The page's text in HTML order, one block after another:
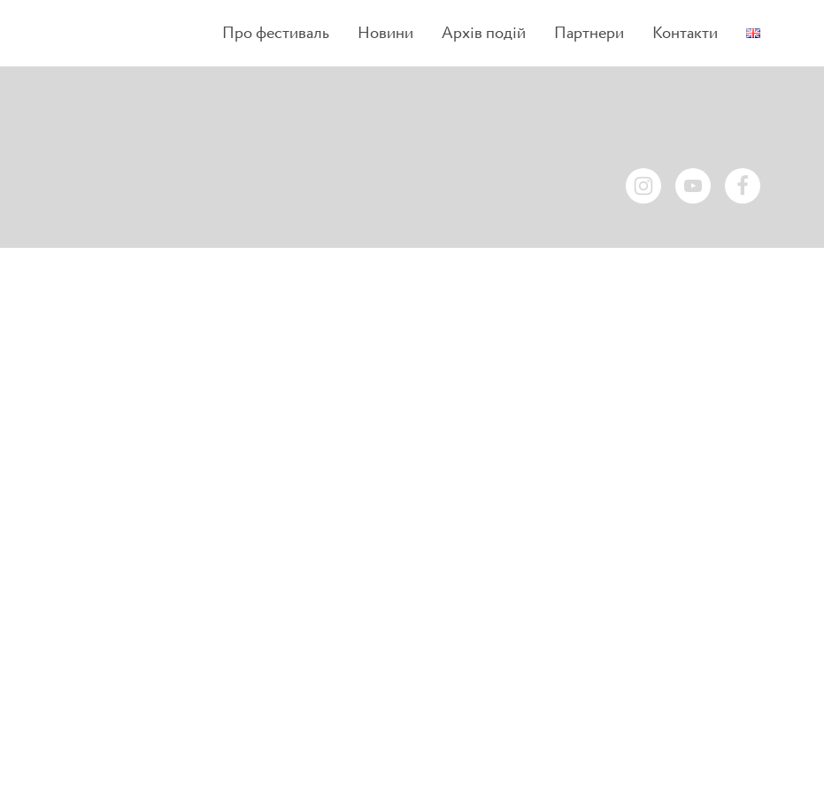
Про фестиваль Новини Архів подій Партнери Контакти